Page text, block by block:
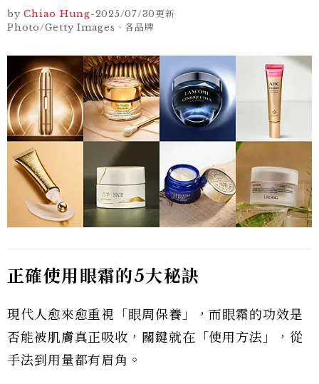
by Chiao Hung-2025/07/30更新
Photo/Getty Images、各品牌
正確使用眼霜的5大秘訣
現代人愈來愈重視「眼周保養」，而眼霜的功效是
否能被肌膚真正吸收，關鍵就在「使用方法」，從
手法到用量都有眉角。